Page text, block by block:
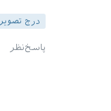
درج تصویر